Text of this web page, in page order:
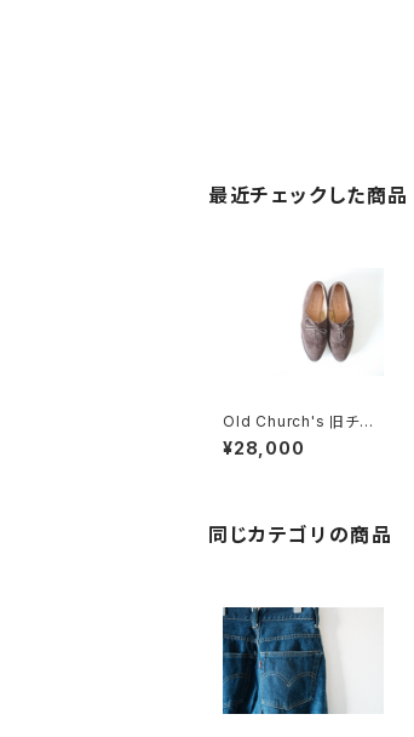
最近チェックした商品
Old Church's 旧チャ
ーチ ウィングチップ UK
5 レディース
¥28,000
同じカテゴリの商品